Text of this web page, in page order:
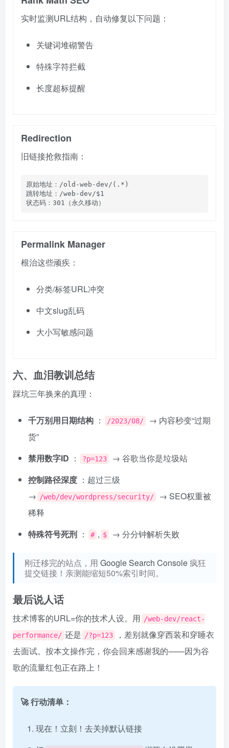
实时监测URL结构，自动修复以下问题：
关键词堆砌警告
特殊字符拦截
长度超标提醒
Redirection
旧链接抢救指南：
原始地址：/old-web-dev/(.*)
跳转地址：/web-dev/$1
状态码：301（永久移动）
Permalink Manager
根治这些顽疾：
分类/标签URL冲突
中文slug乱码
大小写敏感问题
六、血泪教训总结
踩坑三年换来的真理：
千万别用日期结构 ： /2023/08/
→ 内容秒变“过期
货”
禁用数字ID ： ?p=123
→ 谷歌当你是垃圾站
控制路径深度 ：超过三级
→ /web/dev/wordpress/security/
→ SEO权重被
稀释
特殊符号死刑 ： # , $ → 分分钟解析失败
刚迁移完的站点，用 Google Search Console疯狂
提交链接！亲测能缩短50%索引时间。
最后说人话
技术博客的URL=你的技术人设。用 /web-dev/react-
performance/ 还是 /?p=123
，差别就像穿西装和穿睡衣
去面试。按本文操作完，你会回来感谢我的——因为谷
歌的流量红包正在路上！
🚀 行动清单：
现在！立刻！去关掉默认链接